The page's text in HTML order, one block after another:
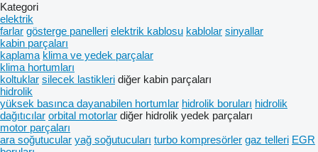
Kategori
elektrik
farlar gösterge panelleri elektrik kablosu kablolar sinyallar
kabin parçaları
kaplama klima ve yedek parçalar
klima hortumları
koltuklar silecek lastikleri diğer kabin parçaları
hidrolik
yüksek basınca dayanabilen hortumlar hidrolik boruları hidrolik
dağıtıcılar orbital motorlar diğer hidrolik yedek parçaları
motor parçaları
ara soğutucular yağ soğutucuları turbo kompresörler gaz telleri EGR